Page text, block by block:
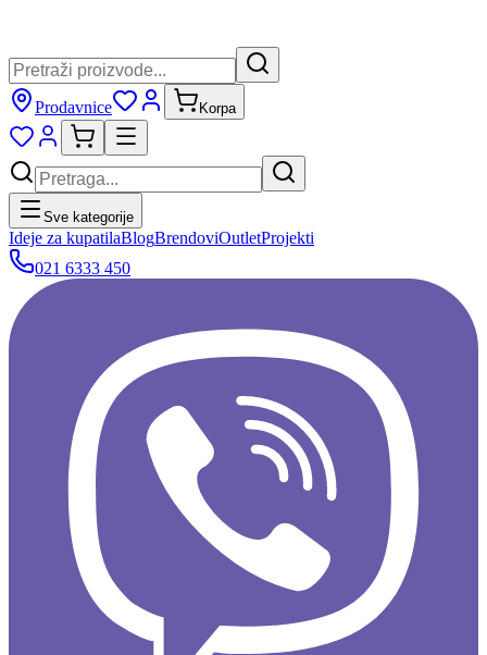
Prodavnice Korpa
Sve kategorije
Ideje za kupatilaBlogBrendoviOutletProjekti
021 6333 450